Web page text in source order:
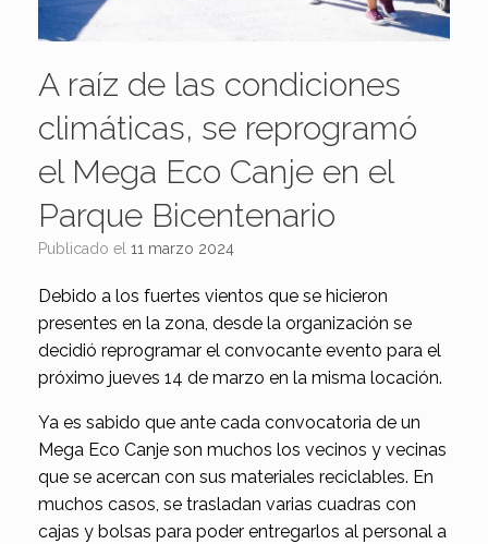
A raíz de las condiciones
climáticas, se reprogramó
el Mega Eco Canje en el
Parque Bicentenario
Publicado el 11 marzo 2024
Debido a los fuertes vientos que se hicieron
presentes en la zona, desde la organización se
decidió reprogramar el convocante evento para el
próximo jueves 14 de marzo en la misma locación.
Ya es sabido que ante cada convocatoria de un
Mega Eco Canje son muchos los vecinos y vecinas
que se acercan con sus materiales reciclables. En
muchos casos, se trasladan varias cuadras con
cajas y bolsas para poder entregarlos al personal a